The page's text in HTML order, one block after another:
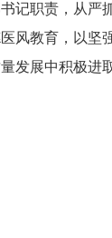
记职责，从严
风教育，以坚
发展中积极进